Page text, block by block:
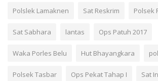
Polslek Lamaknen Sat Reskrim Polsek
Sat Sabhara lantas Ops Patuh 2017
Waka Porles Belu Hut Bhayangkara
Polsek Tasbar Ops Pekat Tahap I Sat